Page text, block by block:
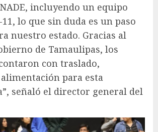
incluyendo un equipo
lo que sin duda es un paso
nuestro estado. Gracias al
de Tamaulipas, los
con traslado,
para esta
señaló el director general del